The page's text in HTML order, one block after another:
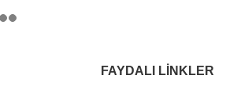
FAYDALI LINKLER